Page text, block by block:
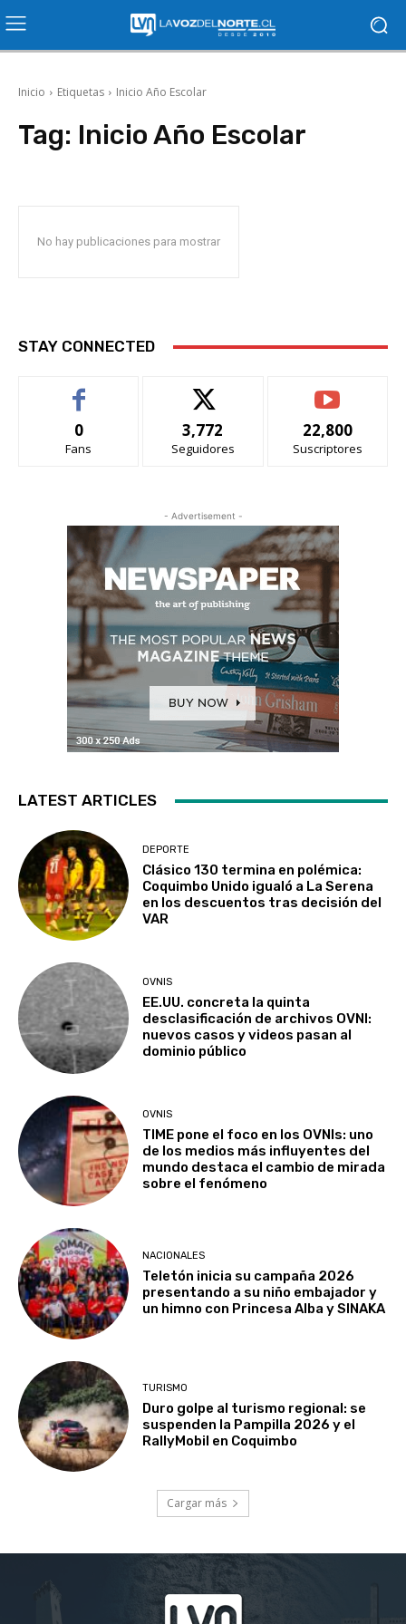
Inicio Etiquetas Inicio Año Escolar
Tag: Inicio Año Escolar
No hay publicaciones para mostrar
STAY CONNECTED
0
Fans
3,772
Seguidores
22,800
Suscriptores
- Advertisement -
LATEST ARTICLES
DEPORTE
Clásico 130 termina en polémica:
Coquimbo Unido igualó a La Serena
en los descuentos tras decisión del
VAR
OVNIS
EE.UU. concreta la quinta
desclasificación de archivos OVNI:
nuevos casos y videos pasan al
dominio público
OVNIS
TIME pone el foco en los OVNIs: uno
de los medios más influyentes del
mundo destaca el cambio de mirada
sobre el fenómeno
NACIONALES
Teletón inicia su campaña 2026
presentando a su niño embajador y
un himno con Princesa Alba y SINAKA
TURISMO
Duro golpe al turismo regional: se
suspenden la Pampilla 2026 y el
RallyMobil en Coquimbo
Cargar más